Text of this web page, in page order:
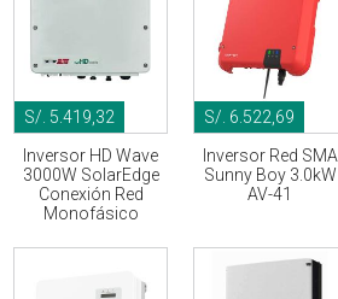
S/. 5.419,32
Inversor HD Wave
3000W SolarEdge
Conexión Red
Monofásico
S/. 6.522,69
Inversor Red SMA
Sunny Boy 3.0kW
AV-41